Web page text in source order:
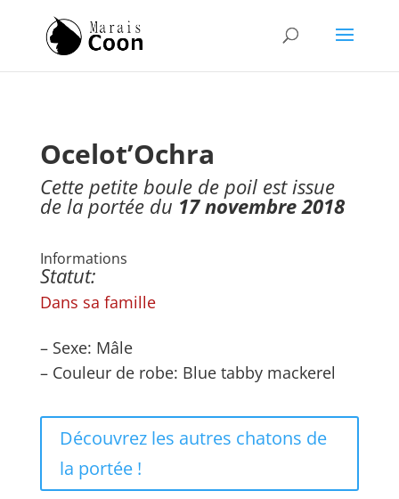
Ocelot’Ochra
Cette petite boule de poil est issue
de la portée du 17 novembre 2018
Informations
Statut:
Dans sa famille
– Sexe: Mâle
– Couleur de robe: Blue tabby mackerel
Découvrez les autres chatons de
la portée !